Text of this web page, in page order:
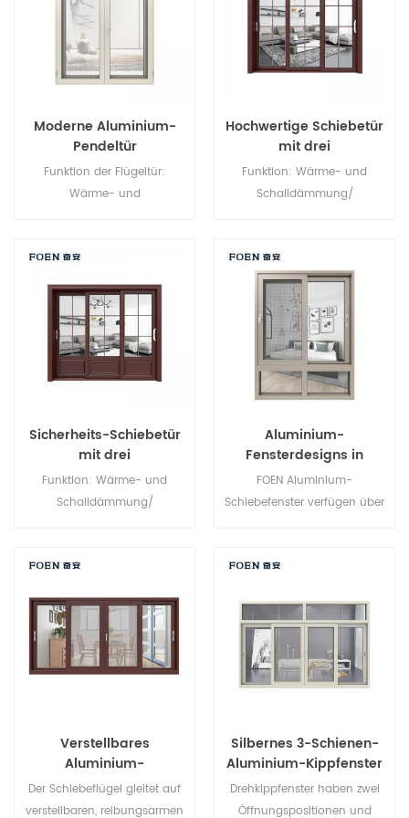
Moderne Aluminium-
Pendeltür
Funktion der Flügeltür:
Wärme- und
Luftdichtheit. Glas: Ganz nach
Ihren Wünschen.
Hochwertige Schiebetür
mit drei
Verbindungselementen
Funktion: Wärme- und
Schalldämmung/
Ihren Wünschen.
Sicherheits-Schiebetür
mit drei
Verbindungselementen
Funktion: Wärme- und
Schalldämmung/
Ihren Wünschen.
Aluminium-
Fensterdesigns in
verschiedenen Formen
FOEN Aluminium-
Schiebefenster verfügen über
vollständige Belüftung von
Da sich der Flügel nicht nach
außen öffnet, eignen sie sich
hervorragend für Räume mit
Blick auf Gehwege, Veranden
anpassbares Schiebefenster.
Verstellbares
Aluminium-
Schiebefenster
Der Schiebeflügel gleitet auf
verstellbaren, reibungsarmen
Silbernes 3-Schienen-
Aluminium-Kippfenster
Drehkippfenster haben zwei
Öffnungspositionen und